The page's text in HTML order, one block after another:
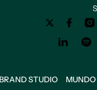
BRAND STUDIO MUNDO